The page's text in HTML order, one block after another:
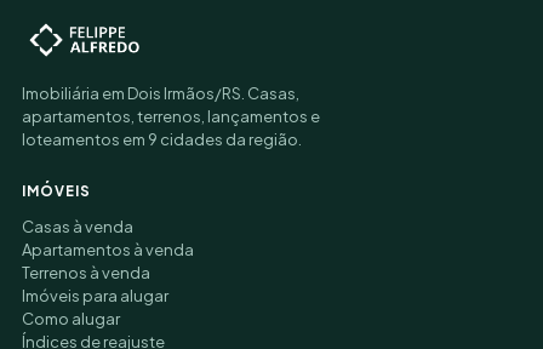
Imobiliária em Dois Irmãos/RS. Casas,
apartamentos, terrenos, lançamentos e
loteamentos em 9 cidades da região.
IMÓVEIS
Casas à venda
Apartamentos à venda
Terrenos à venda
Imóveis para alugar
Como alugar
Índices de reajuste